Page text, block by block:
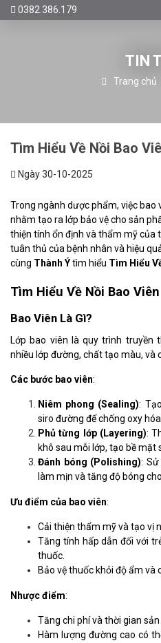
0382.386.179
TIN
Trang chủ
Tìm Hiểu Về Nồi Bao
Ngày 30-10-2025
Trong ngành dược phẩm, việc bao
nhằm tạo ra lớp bảo vệ cho sản
thiện tính ổn định và thẩm mỹ của
tuân thủ của bệnh nhân và hiệu
cùng Thành Ýtìm hiểu Tìm Hiểu
Tìm Hiểu Về Nồi Bao Viên
Bao Viên Là Gì?
Lớp bao viên là quy trình truyền
nhiều lớp đường, chất tạo màu, và
Các bước bao viên:
Niêm phong (Sealing):
siro đường để chống oxy
Phủ từng lớp (Layering):
khô sau mỗi lớp, tạo bề mặt
Đánh bóng (Polishing): Sử
làm mịn và tăng độ bóng
Ưu điểm của bao viên:
Cải thiện thẩm mỹ và tạo vị
Tăng tính hấp dẫn đối với
thuốc.
Bảo vệ thuốc khỏi độ ẩm và
Nhược điểm:
Tăng chi phí và thời gian
Hàm lượng đường cao có